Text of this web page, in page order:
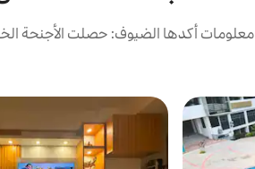
معلومات أكدها الضيوف: حصلت الأجنحة